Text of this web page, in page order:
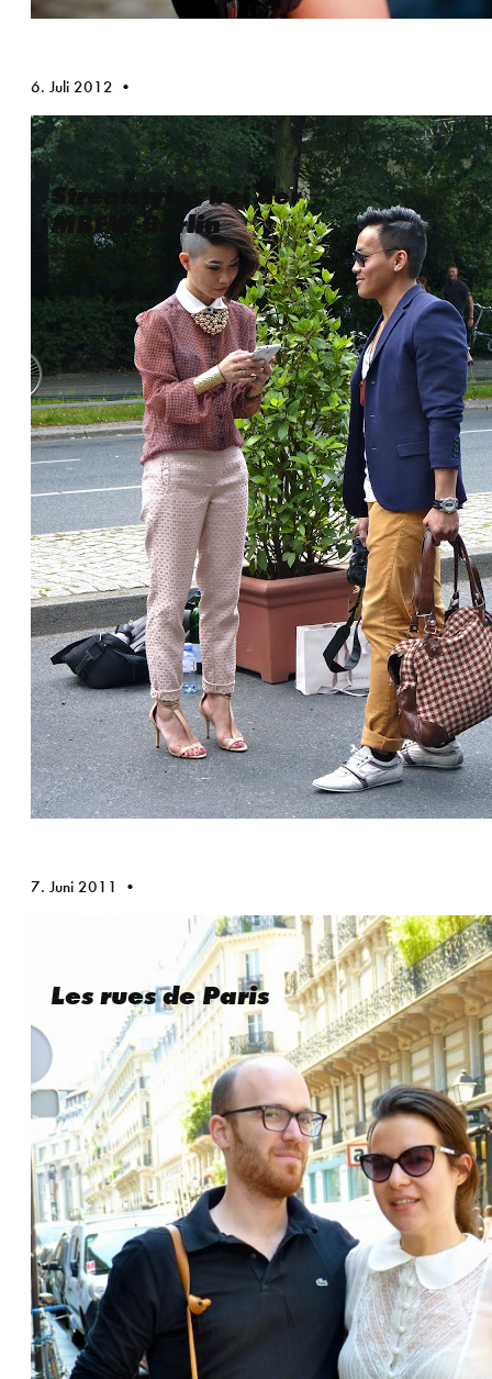
6. Juli 2012
Streetstyles bei der
MBFW Berlin
7. Juni 2011
Les rues de Paris